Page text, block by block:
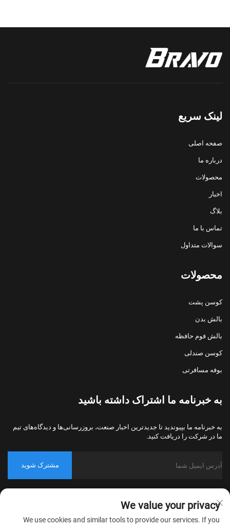
لینک سریع
صفحه اصلی
درباره ما
محصولات
اخبار
بلاگ
تماس با ما
سوالات متداول
محصولات
کوسن پشت
بالش بدن
بالش فوم حافظه
کوسن صندلی
بوفه مسافرتی
به خبرنامه ما اشتراک داشته باشید
به خبرنامه ما بپیوندید تا جدیدترین اخبار صنعت، بروزرسانی‌ها و دیدگاه‌های تیم
ما در شرکت را دریافت کنید.
مشترک شوید
حقوق محفوظ است.
سیاست حریم خصوصی
We value your privacy
We use cookies and similar tools to provide our services. If you